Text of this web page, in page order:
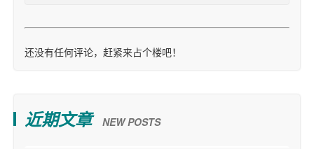
还没有任何评论，赶紧来占个楼吧！
近期文章 NEW POSTS